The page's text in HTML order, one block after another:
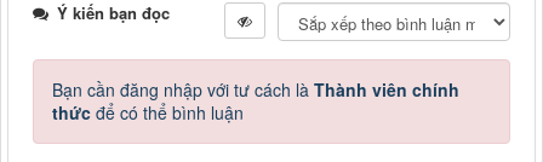
Ý kiến bạn đọc
Bạn cần đăng nhập với tư cách là Thành viên chính
thức để có thể bình luận